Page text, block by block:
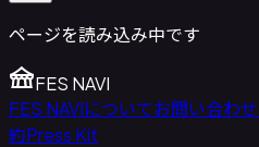
ページを読み込み中です
festivalFES NAVI
FES NAVIについてお問い合わせ
約Press Kit